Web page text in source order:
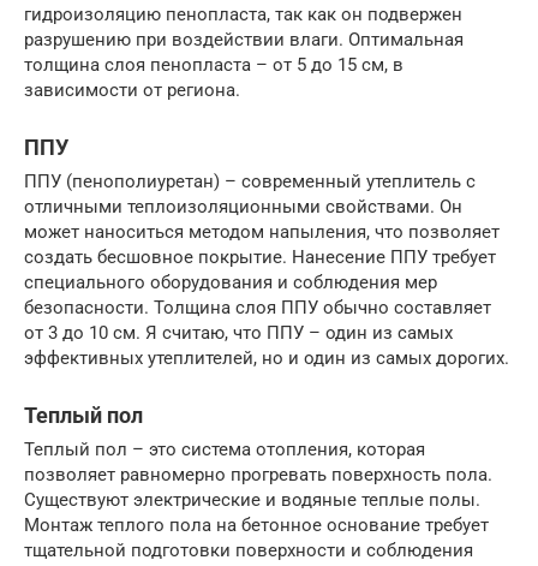
гидроизоляцию пенопласта, так как он подвержен
разрушению при воздействии влаги. Оптимальная
толщина слоя пенопласта – от 5 до 15 см, в
зависимости от региона.
ППУ
ППУ (пенополиуретан) – современный утеплитель с
отличными теплоизоляционными свойствами. Он
может наноситься методом напыления, что позволяет
создать бесшовное покрытие. Нанесение ППУ требует
специального оборудования и соблюдения мер
безопасности. Толщина слоя ППУ обычно составляет
от 3 до 10 см. Я считаю, что ППУ – один из самых
эффективных утеплителей, но и один из самых дорогих.
Теплый пол
Теплый пол – это система отопления, которая
позволяет равномерно прогревать поверхность пола.
Существуют электрические и водяные теплые полы.
Монтаж теплого пола на бетонное основание требует
тщательной подготовки поверхности и соблюдения